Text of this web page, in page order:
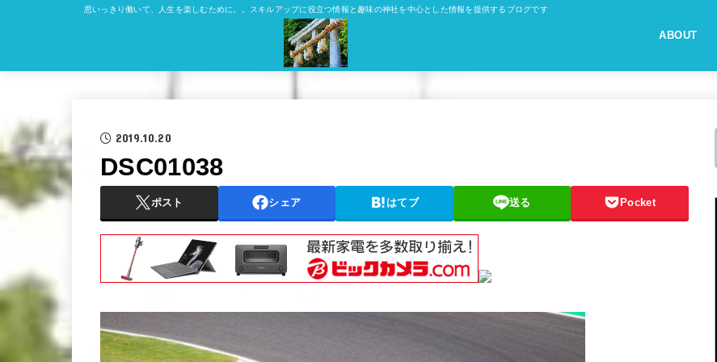
思いっきり働いて、人生を楽しむために。。スキルアップに役立つ情報と趣味の神社を中心とした情報を提供するブログです
ABOUT
2019.10.20
DSC01038
ポスト シェア はてブ 送る Pocket